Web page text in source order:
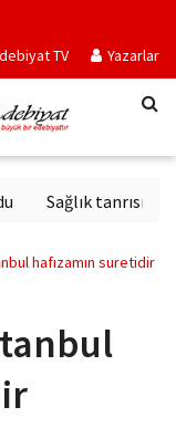
TV Yazarlar
Sağlık tanrısının
hafızamın suretidir